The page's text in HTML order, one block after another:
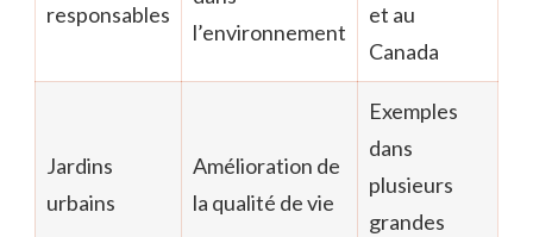
responsables
l’environnement
et au
Canada
Jardins
urbains
Amélioration de
la qualité de vie
Exemples
dans
plusieurs
grandes